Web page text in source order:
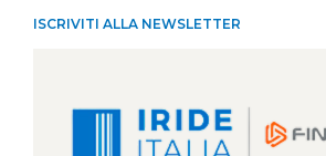
ISCRIVITI ALLA NEWSLETTER